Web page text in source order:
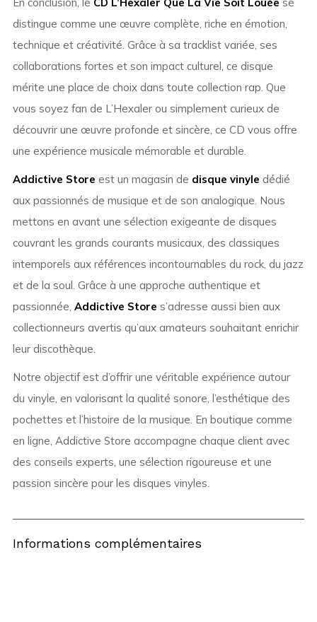
distingue comme une œuvre complète, riche en émotion,
technique et créativité. Grâce à sa tracklist variée, ses
collaborations fortes et son impact culturel, ce disque
mérite une place de choix dans toute collection rap. Que
vous soyez fan de L’Hexaler ou simplement curieux de
découvrir une œuvre profonde et sincère, ce CD vous offre
une expérience musicale mémorable et durable.
Addictive Store est un magasin de disque vinyle dédié
aux passionnés de musique et de son analogique. Nous
mettons en avant une sélection exigeante de disques
couvrant les grands courants musicaux, des classiques
intemporels aux références incontournables du rock, du jazz
et de la soul. Grâce à une approche authentique et
passionnée, Addictive Store s’adresse aussi bien aux
collectionneurs avertis qu’aux amateurs souhaitant enrichir
leur discothèque.
Notre objectif est d’offrir une véritable expérience autour
du vinyle, en valorisant la qualité sonore, l’esthétique des
pochettes et l’histoire de la musique. En boutique comme
en ligne, Addictive Store accompagne chaque client avec
des conseils experts, une sélection rigoureuse et une
passion sincère pour les disques vinyles.
Informations complémentaires